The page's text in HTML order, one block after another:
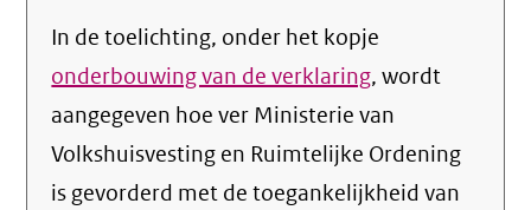
In de toelichting, onder het kopje
onderbouwing van de verklaring, wordt
aangegeven hoe ver Ministerie van
Volkshuisvesting en Ruimtelijke Ordening
is gevorderd met de toegankelijkheid van